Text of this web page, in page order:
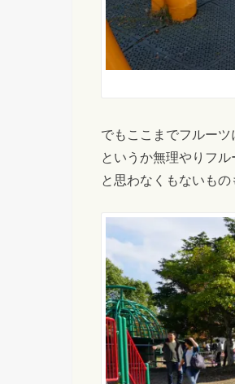
でもここまでフルーツ
というか無理やりフル
と思わなくもないもの